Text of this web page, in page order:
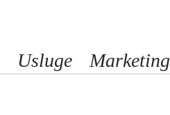
Usluge Marketing